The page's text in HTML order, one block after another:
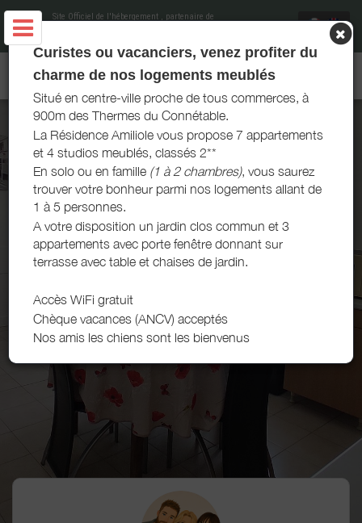
Site Officiel de l'hébergement , partenaire de
AMILIOLE LOCATIONS - LA ROCHE-POSAY
Curistes ou vacanciers, venez profiter du
charme de nos logements meublés
Situé en centre-ville proche de tous commerces, à
900m des Thermes du Connétable.
La Résidence Amiliole vous propose 7 appartements
et 4 studios meublés, classés 2**
En solo ou en famille (1 à 2 chambres), vous saurez
trouver votre bonheur parmi nos logements allant de
1 à 5 personnes.
A votre disposition un jardin clos commun et 3
appartements avec porte fenêtre donnant sur
terrasse avec table et chaises de jardin.
Accès WiFi gratuit
Chèque vacances (ANCV) acceptés
Nos amis les chiens sont les bienvenus